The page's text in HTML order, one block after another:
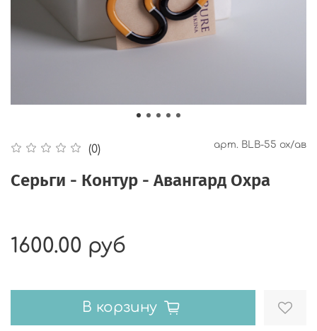
(0) арт. BLB-55 ох/ав
Серьги - Контур - Авангард Охра
1600.00 руб
В корзину